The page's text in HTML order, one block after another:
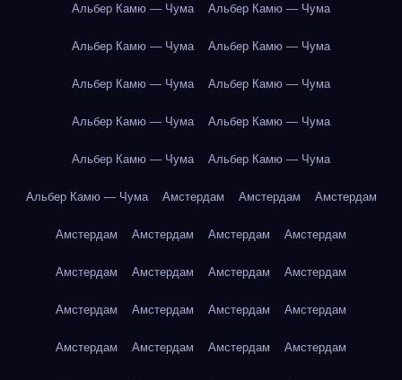
Альбер Камю — Чума Альбер Камю — Чума
Альбер Камю — Чума Альбер Камю — Чума
Альбер Камю — Чума Альбер Камю — Чума
Альбер Камю — Чума Альбер Камю — Чума
Альбер Камю — Чума Альбер Камю — Чума
Альбер Камю — Чума Амстердам Амстердам Амстердам
Амстердам Амстердам Амстердам Амстердам
Амстердам Амстердам Амстердам Амстердам
Амстердам Амстердам Амстердам Амстердам
Амстердам Амстердам Амстердам Амстердам